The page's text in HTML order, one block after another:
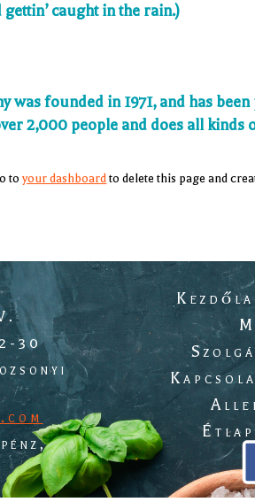
caught in the rain.)
was founded in 1971, and has
2,000 people and does all
toyour dashboardto delete this page and
30